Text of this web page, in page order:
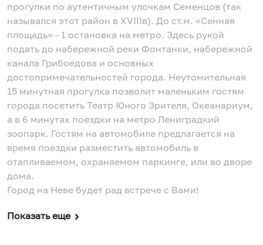
прогулки по аутентичным улочкам Семенцов (так
назывался этот район в XVIIIв). До ст.м. «Сенная
площадь» - 1 остановка на метро. Здесь рукой
подать до набережной реки Фонтанки, набережной
канала Грибоедова и основных
достопримечательностей города. Неутомительная
15 минутная прогулка позволит маленьким гостям
города посетить Театр Юного Зрителя, Океанариум,
а в 6 минутах поездки на метро Лениградкий
зоопарк. Гостям на автомобиле предлагается на
время поездки разместить автомобиль в
отапливаемом, охраняемом паркинге, или во дворе
дома.
Город на Неве будет рад встрече с Вами!
Показать еще